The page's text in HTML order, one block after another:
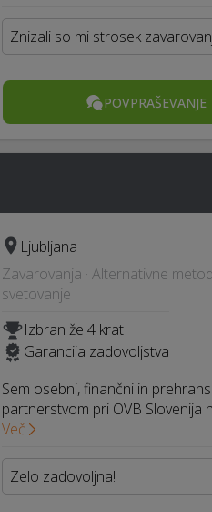
Znizali so mi strosek
POVPRAŠEVANJE
Ljubljana
Zavarovanja · Alternativne
svetovanje
Izbran že 4 krat
Garancija zadovoljstva
Sem osebni, finančni in
partnerstvom pri OVB Slovenija
Več
Zelo zadovoljna!